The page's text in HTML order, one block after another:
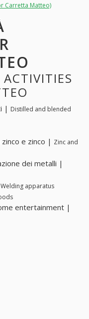
Carretta Matteo)
| Distilled and blended
e zinco | Zinc and
dei metalli |
Welding apparatus
entertainment |